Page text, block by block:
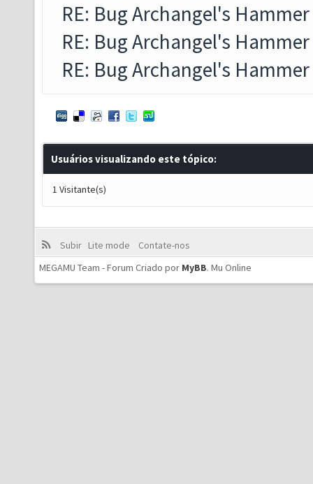
RE: Bug Archangel's Hammer
RE: Bug Archangel's Hammer
RE: Bug Archangel's Hammer
Usuários visualizando este tópico:
1 Visitante(s)
Subir Lite mode
Contate-nos
MEGAMU Team - Forum Criado por MyBB. Mu Online